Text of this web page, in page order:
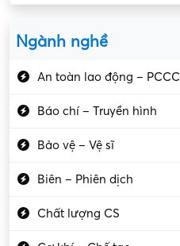
Ngành nghề
An toàn lao động – PCCC
Báo chí – Truyền hình
Bảo vệ – Vệ sĩ
Biên – Phiên dịch
Chất lượng CS